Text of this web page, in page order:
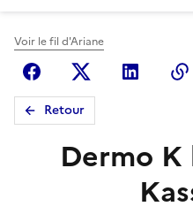
Voir le fil d'Ariane
FacebookX
Retour
Dermo